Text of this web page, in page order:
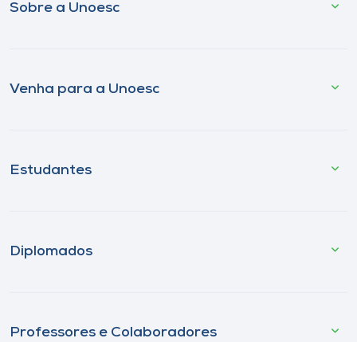
Sobre a Unoesc
Venha para a Unoesc
Estudantes
Diplomados
Professores e Colaboradores